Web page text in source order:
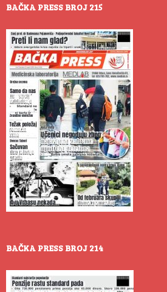
BAČKA PRESS BROJ 215
BAČKA PRESS BROJ 214